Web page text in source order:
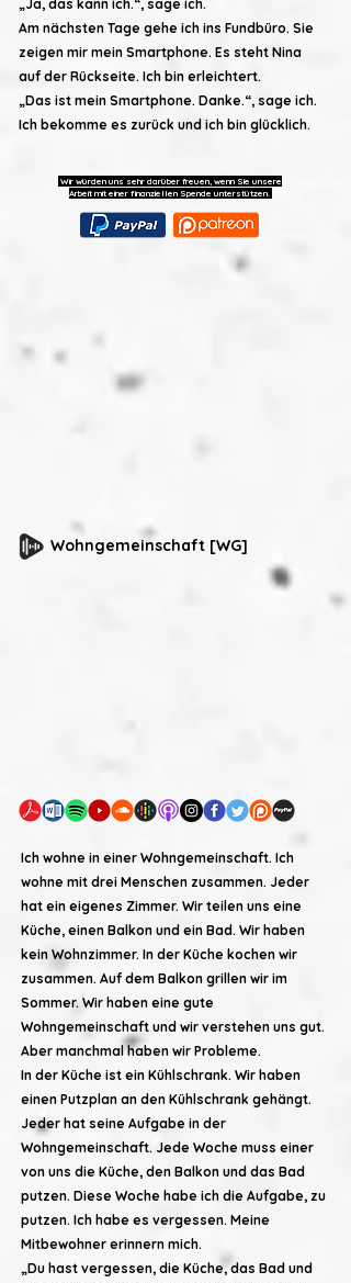
„Ja, das kann ich.“, sage ich.
Am nächsten Tage gehe ich ins Fundbüro. Sie
zeigen mir mein Smartphone. Es steht Nina
auf der Rückseite. Ich bin erleichtert.
„Das ist mein Smartphone. Danke.“, sage ich.
Ich bekomme es zurück und ich bin glücklich.
Wir würden uns sehr darüber freuen, wenn Sie unsere
Arbeit mit einer finanziellen Spende unterstützen.
Wohngemeinschaft [WG]
Ich wohne in einer Wohngemeinschaft. Ich
wohne mit drei Menschen zusammen. Jeder
hat ein eigenes Zimmer. Wir teilen uns eine
Küche, einen Balkon und ein Bad. Wir haben
kein Wohnzimmer. In der Küche kochen wir
zusammen. Auf dem Balkon grillen wir im
Sommer. Wir haben eine gute
Wohngemeinschaft und wir verstehen uns gut.
Aber manchmal haben wir Probleme.
In der Küche ist ein Kühlschrank. Wir haben
einen Putzplan an den Kühlschrank gehängt.
Jeder hat seine Aufgabe in der
Wohngemeinschaft. Jede Woche muss einer
von uns die Küche, den Balkon und das Bad
putzen. Diese Woche habe ich die Aufgabe, zu
putzen. Ich habe es vergessen. Meine
Mitbewohner erinnern mich.
„Du hast vergessen, die Küche, das Bad und